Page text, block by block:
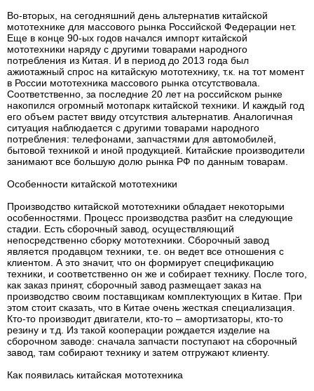
Во-вторых, на сегодняшний день альтернатив китайской
мототехнике для массового рынка Российской Федерации нет.
Еще в конце 90-ых годов начался импорт китайской
мототехники наряду с другими товарами народного
потребления из Китая. И в период до 2013 года был
ажиотажный спрос на китайскую мототехнику, т.к. на тот момент
в России мототехника массового рынка отсутствовала.
Соответственно, за последние 20 лет на российском рынке
накопился огромный мотопарк китайской техники. И каждый год
его объем растет ввиду отсутствия альтернатив. Аналогичная
ситуация наблюдается с другими товарами народного
потребления: телефонами, запчастями для автомобилей,
бытовой техникой и иной продукцией. Китайские производители
занимают все большую долю рынка РФ по данным товарам.
Особенности китайской мототехники
Производство китайской мототехники обладает некоторыми
особенностями. Процесс производства разбит на следующие
стадии. Есть сборочный завод, осуществляющий
непосредственно сборку мототехники. Сборочный завод
является продавцом техники, т.е. он ведет все отношения с
клиентом. А это значит, что он формирует спецификацию
техники, и соответственно он же и собирает технику. После того,
как заказ принят, сборочный завод размещает заказ на
производство своим поставщикам комплектующих в Китае. При
этом стоит сказать, что в Китае очень жесткая специализация.
Кто-то производит двигатели, кто-то – амортизаторы, кто-то
резину и т.д. Из такой кооперации рождается изделие на
сборочном заводе: сначала запчасти поступают на сборочный
завод, там собирают технику и затем отгружают клиенту.
Как появилась китайская мототехника